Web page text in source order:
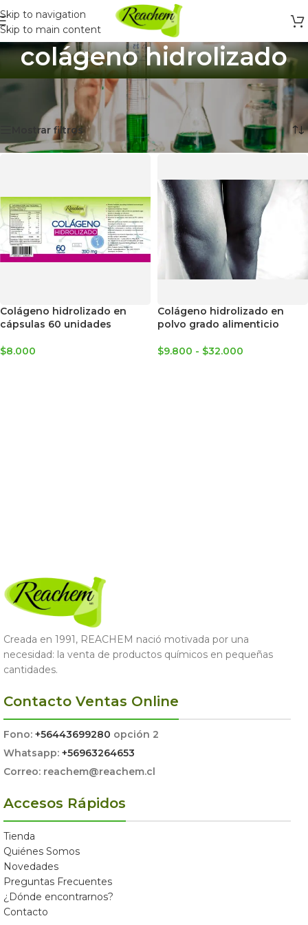
Skip to navigation
Skip to main content
colágeno hidrolizado
Inicio
Productos etiquetados “colágeno hidrolizado”
Mostrando 2 resultados
Mostrar filtros
Colágeno hidrolizado en
cápsulas 60 unidades
$8.000
Colágeno hidrolizado en
polvo grado alimenticio
$9.800 - $32.000
Creada en 1991, REACHEM nació motivada por una
necesidad: la venta de productos químicos en pequeñas
cantidades.
Contacto Ventas Online
Fono: +56443699280 opción 2
Whatsapp: +56963264653
Correo: reachem@reachem.cl
Accesos Rápidos
Tienda
Quiénes Somos
Novedades
Preguntas Frecuentes
¿Dónde encontrarnos?
Contacto